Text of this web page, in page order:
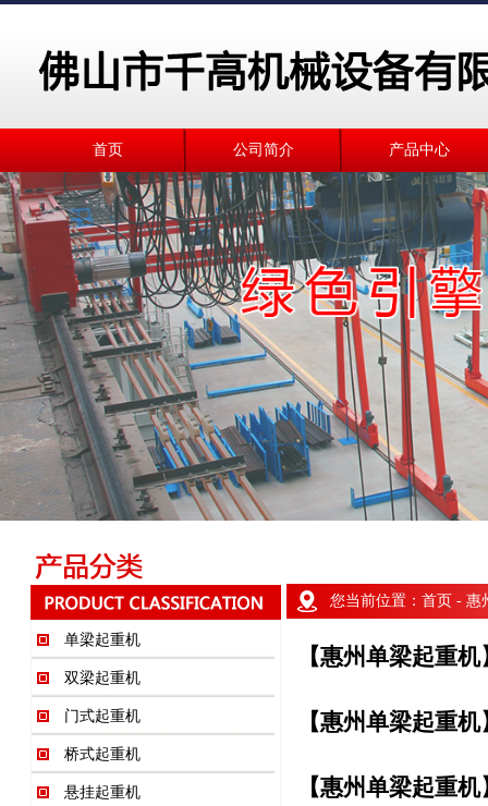
首页 公司简介 产品中心
单梁起重机
双梁起重机
门式起重机
桥式起重机
悬挂起重机
您当前位置： 首页- 惠
【惠州单梁起重
【惠州单梁起重
【惠州单梁起重